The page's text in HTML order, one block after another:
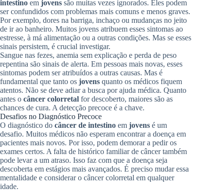
intestino em jovens são muitas vezes ignorados. Eles podem
ser confundidos com problemas mais comuns e menos graves.
Por exemplo, dores na barriga, inchaço ou mudanças no jeito
de ir ao banheiro. Muitos jovens atribuem esses sintomas ao
estresse, à má alimentação ou a outras condições. Mas se esses
sinais persistem, é crucial investigar.
Sangue nas fezes, anemia sem explicação e perda de peso
repentina são sinais de alerta. Em pessoas mais novas, esses
sintomas podem ser atribuídos a outras causas. Mas é
fundamental que tanto os jovens quanto os médicos fiquem
atentos. Não se deve adiar a busca por ajuda médica. Quanto
antes o câncer colorretal for descoberto, maiores são as
chances de cura. A detecção precoce é a chave.
Desafios no Diagnóstico Precoce
O diagnóstico do câncer de intestino em jovens é um
desafio. Muitos médicos não esperam encontrar a doença em
pacientes mais novos. Por isso, podem demorar a pedir os
exames certos. A falta de histórico familiar de câncer também
pode levar a um atraso. Isso faz com que a doença seja
descoberta em estágios mais avançados. É preciso mudar essa
mentalidade e considerar o câncer colorretal em qualquer
idade.